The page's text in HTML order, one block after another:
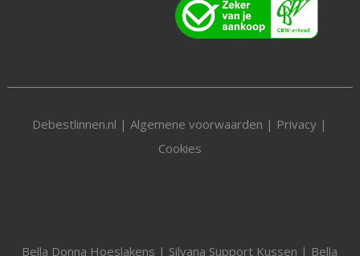
Debestlinnen.nl |Algemene voorwaarden | Privacy |
Cookies
Bella Donna Hoeslakens | Silvana Support Kussen | Bella